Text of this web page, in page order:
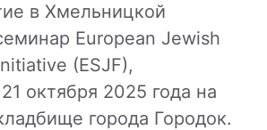
в Хмельницкой
European Jewish
(ESJF),
октября 2025 года на
города Городок.